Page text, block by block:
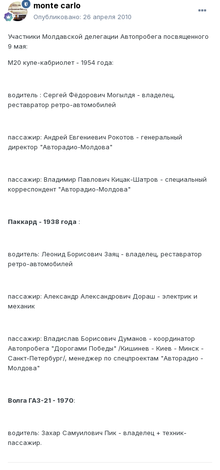
monte carlo
Опубликовано: 26 апреля 2010
Участники Молдавской делегации Автопробега посвященного
9 мая:
М20 купе-кабриолет - 1954 года:
водитель : Сергей Фёдорович Могылдя - владелец,
реставратор ретро-автомобилей
пассажир: Андрей Евгениевич Рокотов - генеральный
директор "Авторадио-Молдова"
пассажир: Владимир Павлович Кицак-Шатров - специальный
корреспондент "Авторадио-Молдова"
Паккард - 1938 года :
водитель: Леонид Борисович Заяц - владелец, реставратор
ретро-автомобилей
пассажир: Александр Александрович Дораш - электрик и
механик
пассажир: Владислав Борисович Думанов - координатор
Автопробега "Дорогами Победы" /Кишинев - Киев - Минск -
Санкт-Петербург/, менеджер по спецпроектам "Авторадио -
Молдова"
Волга ГАЗ-21 - 1970:
водитель: Захар Самуилович Пик - владелец + техник-
пассажир.